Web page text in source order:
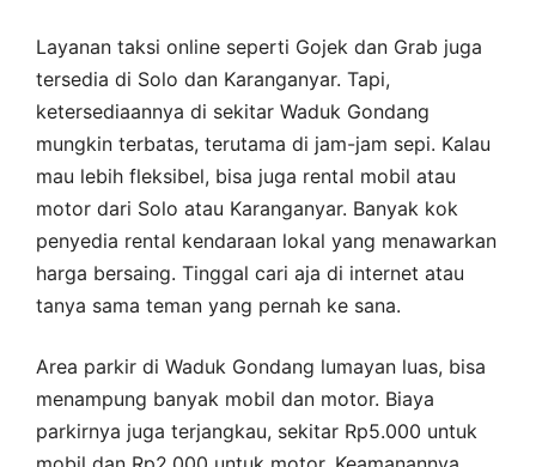
Layanan taksi online seperti Gojek dan Grab juga
tersedia di Solo dan Karanganyar. Tapi,
ketersediaannya di sekitar Waduk Gondang
mungkin terbatas, terutama di jam-jam sepi. Kalau
mau lebih fleksibel, bisa juga rental mobil atau
motor dari Solo atau Karanganyar. Banyak kok
penyedia rental kendaraan lokal yang menawarkan
harga bersaing. Tinggal cari aja di internet atau
tanya sama teman yang pernah ke sana.
Area parkir di Waduk Gondang lumayan luas, bisa
menampung banyak mobil dan motor. Biaya
parkirnya juga terjangkau, sekitar Rp5.000 untuk